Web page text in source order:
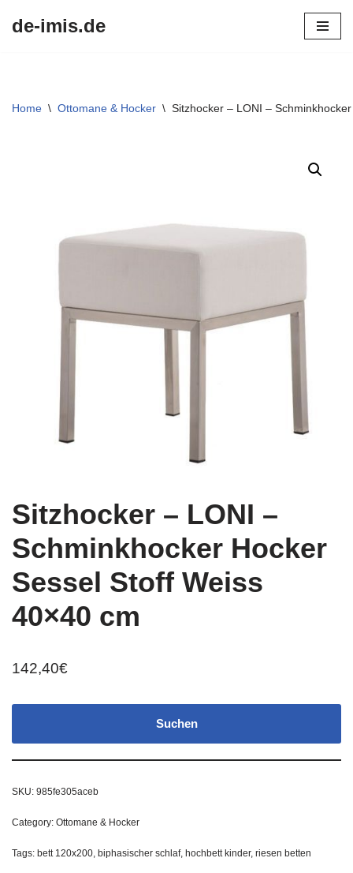
de-imis.de
Home \ Ottomane & Hocker \ Sitzhocker – LONI –
Sitzhocker – LONI –
Schminkhocker Hocker
Sessel Stoff Weiss
40×40 cm
142,40€
Suchen
SKU: 985fe305aceb
Category: Ottomane & Hocker
Tags: bett 120x200, biphasischer schlaf, hochbett kinder, riesen betten